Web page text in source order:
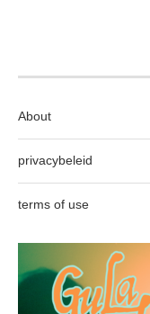
About
privacybeleid
terms of use